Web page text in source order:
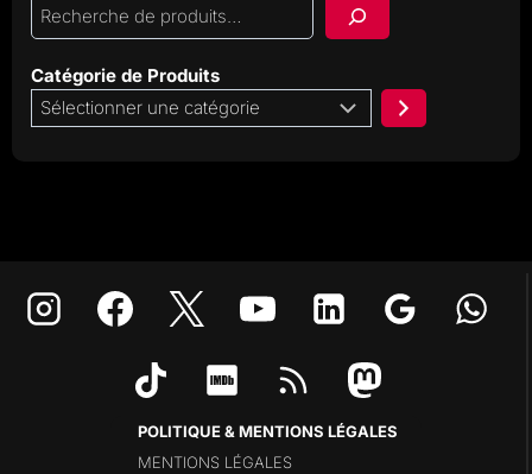
Catégorie de Produits
Sélectionner
POLITIQUE & MENTIONS LÉGALES
MENTIONS LÉGALES